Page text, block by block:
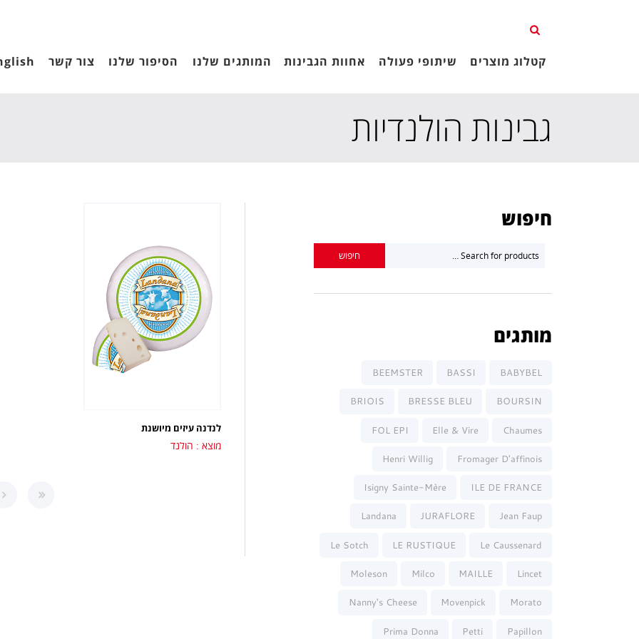
קטלוג מוצרים שיתופי פעולה אחוות הגבינות המותגים שלנו הסיפור שלנו צור קשר
גבינות הולנדיות
לנדנה עיזים מיושנת
מוצא : הולנד
חיפוש
מותגים
BABYBEL
BASSI
BEEMSTER
BOURSIN
BRESSE BLEU
BRIOIS
Chaumes
Elle & Vire
FOL EPI
Fromager D'affinois
Henri Willig
ILE DE FRANCE
Isigny Sainte-Mère
Jean Faup
JURAFLORE
Landana
Le Caussenard
LE RUSTIQUE
Le Sotch
Lincet
MAILLE
Milco
Moleson
Morato
Movenpick
Nanny's Cheese
Papillon
Petti
Prima Donna